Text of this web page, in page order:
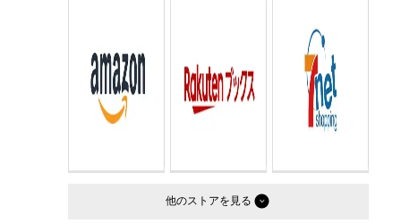
判型：
他のストア